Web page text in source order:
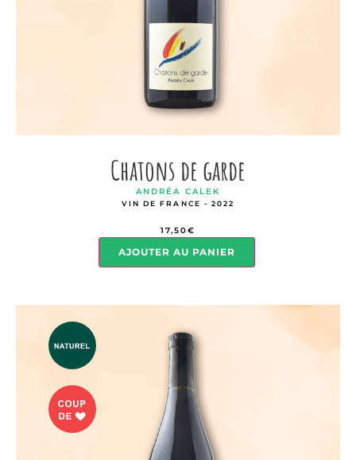
Chatons de garde
ANDRÉA CALEK
VIN DE FRANCE - 2022
17,50€
AJOUTER AU PANIER